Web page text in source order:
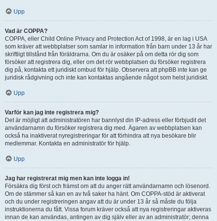
Upp
Vad är COPPA?
COPPA, eller Child Online Privacy and Protection Act of 1998, är en lag i USA
som kräver att webbplatser som samlar in information från barn under 13 år har
skriftligt tillstånd från föräldrarna. Om du är osäker på om detta rör dig som
försöker att registrera dig, eller om det rör webbplatsen du försöker registrera
dig på, kontakta ett juridiskt ombud för hjälp. Observera att phpBB inte kan ge
juridisk rådgivning och inte kan kontaktas angående något som helst juridiskt.
Upp
Varför kan jag inte registrera mig?
Det är möjligt att administratören har bannlyst din IP-adress eller förbjudit det
användarnamn du försöker registrera dig med. Ägaren av webbplatsen kan
också ha inaktiverat nyregistreringar för att förhindra att nya besökare blir
medlemmar. Kontakta en administratör för hjälp.
Upp
Jag har registrerat mig men kan inte logga in!
Försäkra dig först och främst om att du anger rätt användarnamn och lösenord.
Om de stämmer så kan en av två saker ha hänt. Om COPPA-stöd är aktiverat
och du under registreringen angav att du är under 13 år så måste du följa
instruktionerna du fått. Vissa forum kräver också att nya registreringar aktiveras
innan de kan användas, antingen av dig själv eller av an administratör; denna